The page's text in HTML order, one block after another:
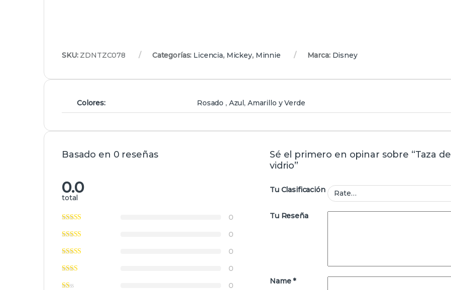
SKU: ZDNTZC078 Categorías: Licencia, Mickey, Minnie Marca: Disney
Colores: Rosado , Azul, Amarillo y Verde
Basado en 0 reseñas
0.0
total
0
0
0
0
0
Sé el primero en opinar sobre “Taza de
vidrio”
Tu Clasificación
Tu Reseña
Name*